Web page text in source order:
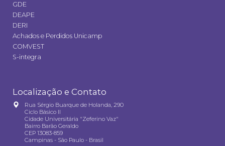
GDE
DEAPE
DERI
Achados e Perdidos Unicamp
COMVEST
S-integra
Localização e Contato
Rua Sérgio Buarque de Holanda, 290
Ciclo Básico II
Cidade Universitária "Zeferino Vaz"
Bairro Barão Geraldo
CEP 13083-859
Campinas - São Paulo - Brasil